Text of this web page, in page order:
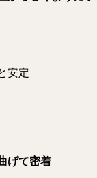
安定
げて密着